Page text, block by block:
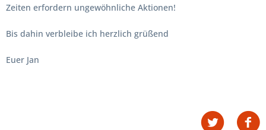
Zeiten erfordern ungewöhnliche Aktionen!
Bis dahin verbleibe ich herzlich grüßend
Euer Jan